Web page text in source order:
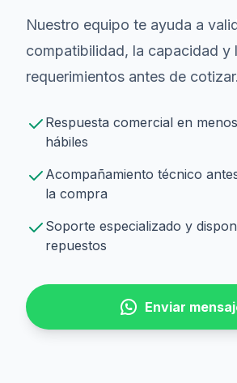
Nuestro equipo te ayuda a
compatibilidad, la capacidad y
requerimientos antes de cotizar.
Respuesta comercial en
hábiles
Acompañamiento técnico
la compra
Soporte especializado y
repuestos
Enviar